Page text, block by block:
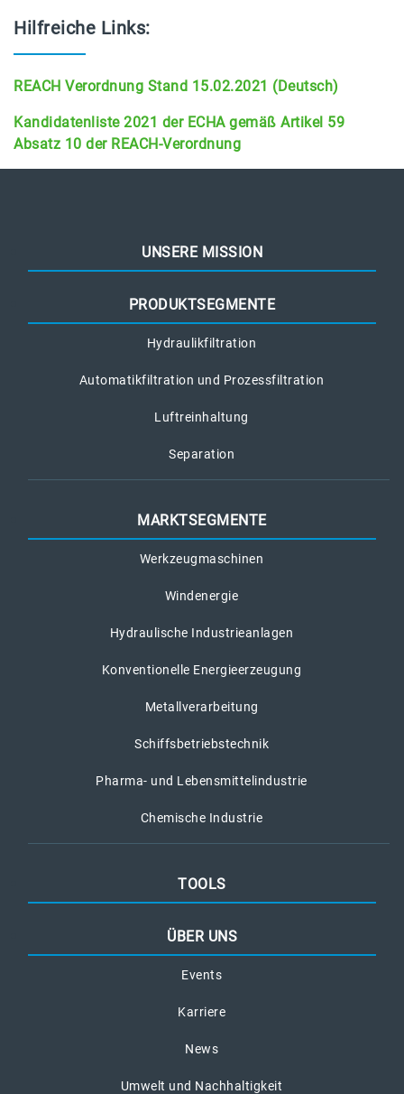
Hilfreiche Links:
REACH Verordnung Stand 15.02.2021 (Deutsch)
Kandidatenliste 2021 der ECHA gemäß Artikel 59
Absatz 10 der REACH-Verordnung
UNSERE MISSION
PRODUKTSEGMENTE
Hydraulikfiltration
Automatikfiltration und Prozessfiltration
Luftreinhaltung
Separation
MARKTSEGMENTE
Werkzeugmaschinen
Windenergie
Hydraulische Industrieanlagen
Konventionelle Energieerzeugung
Metallverarbeitung
Schiffsbetriebstechnik
Pharma- und Lebensmittelindustrie
Chemische Industrie
TOOLS
ÜBER UNS
Events
Karriere
News
Umwelt und Nachhaltigkeit